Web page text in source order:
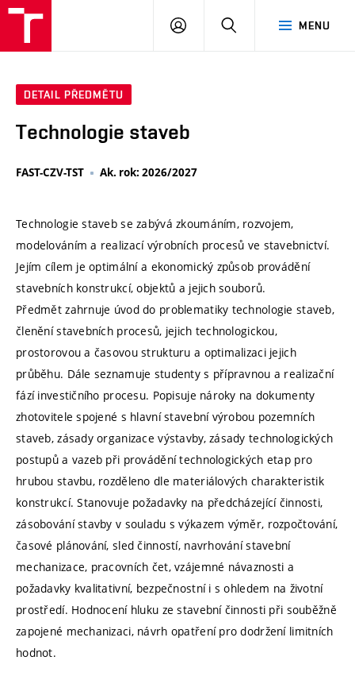
MENU
PŘIHLÁSIT
DETAIL PŘEDMĚTU
Technologie staveb
FAST-CZV-TST Ak. rok: 2026/2027
Technologie staveb se zabývá zkoumáním, rozvojem,
modelováním a realizací výrobních procesů ve stavebnictví.
Jejím cílem je optimální a ekonomický způsob provádění
stavebních konstrukcí, objektů a jejich souborů.
Předmět zahrnuje úvod do problematiky technologie staveb,
členění stavebních procesů, jejich technologickou,
prostorovou a časovou strukturu a optimalizaci jejich
průběhu. Dále seznamuje studenty s přípravnou a realizační
fází investičního procesu. Popisuje nároky na dokumenty
zhotovitele spojené s hlavní stavební výrobou pozemních
staveb, zásady organizace výstavby, zásady technologických
postupů a vazeb při provádění technologických etap pro
hrubou stavbu, rozděleno dle materiálových charakteristik
konstrukcí. Stanovuje požadavky na předcházející činnosti,
zásobování stavby v souladu s výkazem výměr, rozpočtování,
časové plánování, sled činností, navrhování stavební
mechanizace, pracovních čet, vzájemné návaznosti a
požadavky kvalitativní, bezpečnostní i s ohledem na životní
prostředí. Hodnocení hluku ze stavební činnosti při souběžně
zapojené mechanizaci, návrh opatření pro dodržení limitních
hodnot.